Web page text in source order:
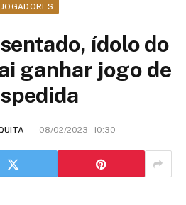
JOGADORES
ídolo do
ganhar jogo de
08/02/2023 - 10:30